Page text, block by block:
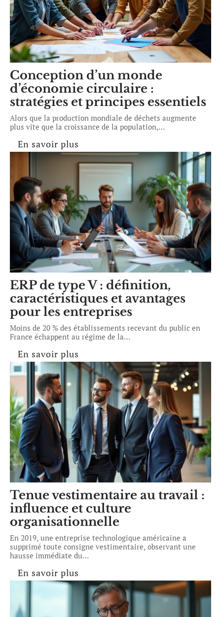
Conception d’un monde
d’économie circulaire :
stratégies et principes essentiels
Alors que la production mondiale de déchets augmente
plus vite que la croissance de la population,…
En savoir plus
ERP de type V : définition,
caractéristiques et avantages
pour les entreprises
Moins de 20 % des établissements recevant du public en
France échappent au régime de la…
En savoir plus
Tenue vestimentaire au travail :
influence et culture
organisationnelle
En 2019, une entreprise technologique américaine a
supprimé toute consigne vestimentaire, observant une
hausse immédiate du…
En savoir plus